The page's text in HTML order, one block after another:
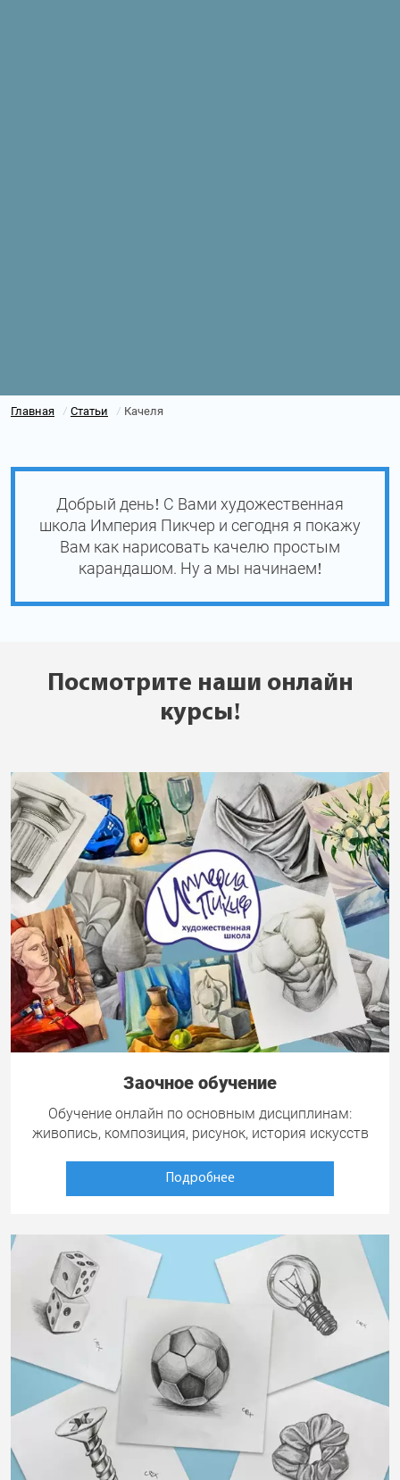
Главная / Статьи / Качеля
Добрый день! С Вами художественная
школа Империя Пикчер и сегодня я покажу
Вам как нарисовать качелю простым
карандашом. Ну а мы начинаем!
Посмотрите наши онлайн
курсы!
Заочное обучение
Обучение онлайн по основным дисциплинам:
живопись, композиция, рисунок, история искусств
Подробнее